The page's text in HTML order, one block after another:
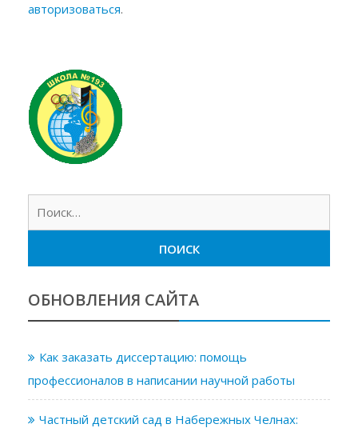
авторизоваться.
ОБНОВЛЕНИЯ САЙТА
Как заказать диссертацию: помощь
профессионалов в написании научной работы
Частный детский сад в Набережных Челнах: